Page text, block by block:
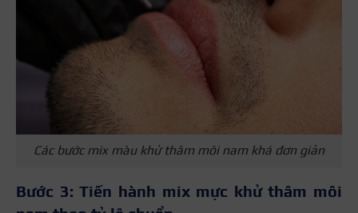
Các bước mix màu khử thâm môi nam khá đơn giản
Bước 3: Tiến hành mix mực khử thâm môi